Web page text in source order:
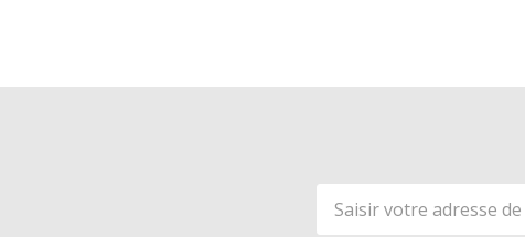
Adresse
de